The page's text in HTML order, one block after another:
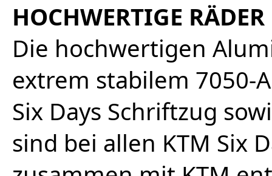
HOCHWERTIGE RÄDER
Die hochwertigen
extrem stabilem 7050-
Six Days Schriftzug
sind bei allen KTM Six